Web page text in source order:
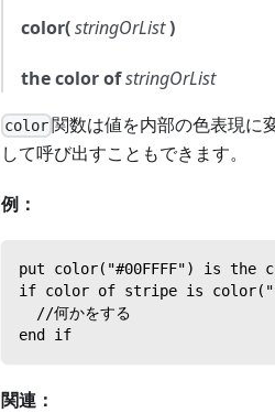
color(stringOrList)
the color ofstringOrList
color 関数は値を内部の色表現に
して呼び出すこともできます。
例：
put color("#00FFFF") is the
if color of stripe is
  //何かをする
end if
関連：